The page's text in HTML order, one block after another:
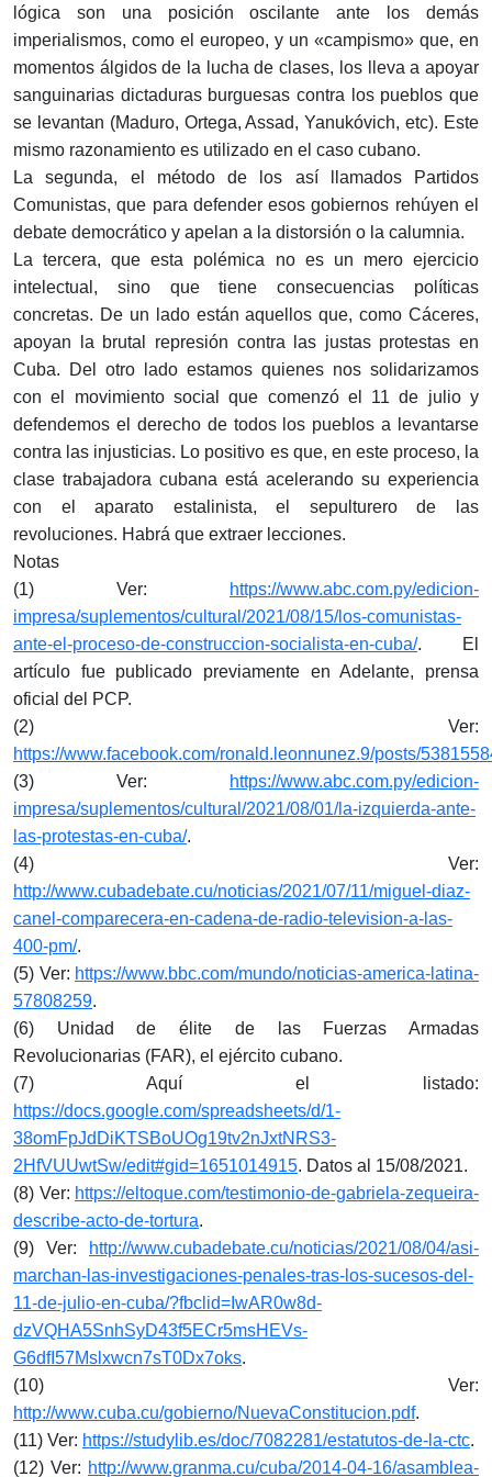
lógica son una posición oscilante ante los demás
imperialismos, como el europeo, y un «campismo» que, en
momentos álgidos de la lucha de clases, los lleva a apoyar
sanguinarias dictaduras burguesas contra los pueblos que
se levantan (Maduro, Ortega, Assad, Yanukóvich, etc). Este
mismo razonamiento es utilizado en el caso cubano.
La segunda, el método de los así llamados Partidos
Comunistas, que para defender esos gobiernos rehúyen el
debate democrático y apelan a la distorsión o la calumnia.
La tercera, que esta polémica no es un mero ejercicio
intelectual, sino que tiene consecuencias políticas
concretas. De un lado están aquellos que, como Cáceres,
apoyan la brutal represión contra las justas protestas en
Cuba. Del otro lado estamos quienes nos solidarizamos
con el movimiento social que comenzó el 11 de julio y
defendemos el derecho de todos los pueblos a levantarse
contra las injusticias. Lo positivo es que, en este proceso, la
clase trabajadora cubana está acelerando su experiencia
con el aparato estalinista, el sepulturero de las
revoluciones. Habrá que extraer lecciones.
Notas
(1) Ver:
https://www.abc.com.py/edicion-
impresa/suplementos/cultural/2021/08/15/los-comunistas-
ante-el-proceso-de-construccion-socialista-en-cuba/. El
artículo fue publicado previamente en Adelante, prensa
oficial del PCP.
(2) Ver:
https://www.facebook.com/ronald.leonnunez.9/posts/
(3) Ver:
https://www.abc.com.py/edicion-
impresa/suplementos/cultural/2021/08/01/la-izquierda-ante-
las-protestas-en-cuba/.
(4) Ver:
http://www.cubadebate.cu/noticias/2021/07/11/miguel-diaz-
canel-comparecera-en-cadena-de-radio-television-a-las-
400-pm/.
(5) Ver: https://www.bbc.com/mundo/noticias-america-latina-
57808259.
(6) Unidad de élite de las Fuerzas Armadas
Revolucionarias (FAR), el ejército cubano.
(7) Aquí el listado:
https://docs.google.com/spreadsheets/d/1-
38omFpJdDiKTSBoUOg19tv2nJxtNRS3-
2HfVUUwtSw/edit#gid=1651014915. Datos al 15/08/2021.
(8) Ver: https://eltoque.com/testimonio-de-gabriela-zequeira-
describe-acto-de-tortura.
(9) Ver:
http://www.cubadebate.cu/noticias/2021/08/04/asi-
marchan-las-investigaciones-penales-tras-los-sucesos-del-
11-de-julio-en-cuba/?fbclid=IwAR0w8d-
dzVQHA5SnhSyD43f5ECr5msHEVs-
G6dfI57Mslxwcn7sT0Dx7oks.
(10) Ver:
http://www.cuba.cu/gobierno/NuevaConstitucion.pdf.
(11) Ver: https://studylib.es/doc/7082281/estatutos-de-la-ctc.
(12) Ver: http://www.granma.cu/cuba/2014-04-16/asamblea-